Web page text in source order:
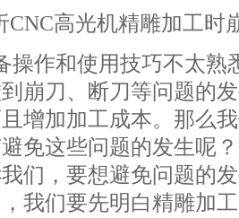
CNC高光机精雕加工时
操作和使用技巧不太熟
崩刀、断刀等问题的
增加加工成本。那么
免这些问题的发生呢
们，要想避免问题的
我们要先明白精雕加